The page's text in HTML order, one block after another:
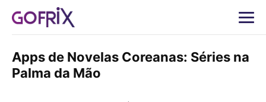
Apps de Novelas Coreanas: Séries na
Palma da Mão